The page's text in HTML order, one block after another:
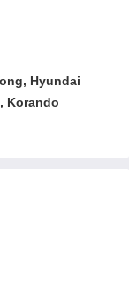
Hyundai
Korando